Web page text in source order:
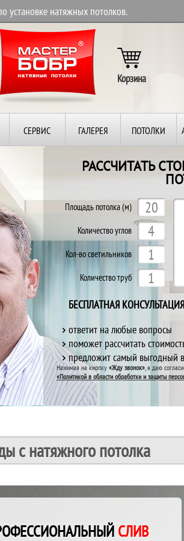
установке натяжных потолков.
Корзина
СЕРВИС ГАЛЕРЕЯ ПОТОЛКИ
При
При
При
РАССЧИТАТЬ
Площадь потолка (м)
Количество углов
Кол-во светильников
Количество труб
БЕСПЛАТНАЯ
ответит на любые вопросы
поможет рассчитать
предложит самый выгодный
Нажимая на кнопку «Жду звонок», я даю
«Политикой в области обработки и защиты
с натяжного потолка
СЛИВ